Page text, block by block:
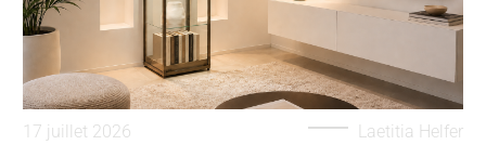
17 juillet 2026 Laetitia Helfer